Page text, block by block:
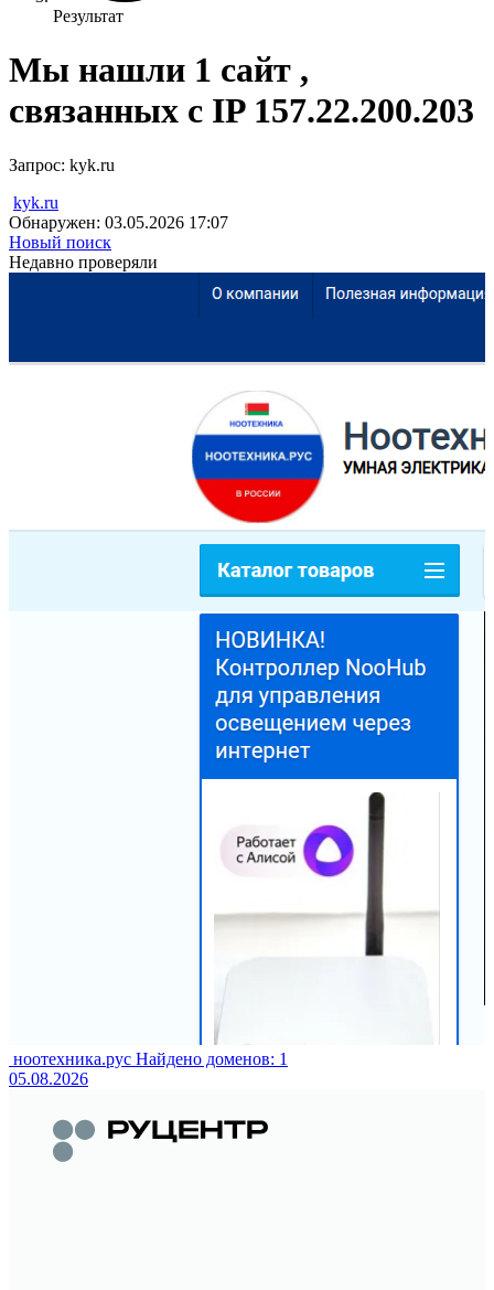
Результат
Мы нашли 1 сайт ,
связанных с IP 157.22.200.203
Запрос: kyk.ru
kyk.ru
Обнаружен: 03.05.2026 17:07
Новый поиск
Недавно проверяли
ноотехника.рус Найдено доменов: 1
05.08.2026